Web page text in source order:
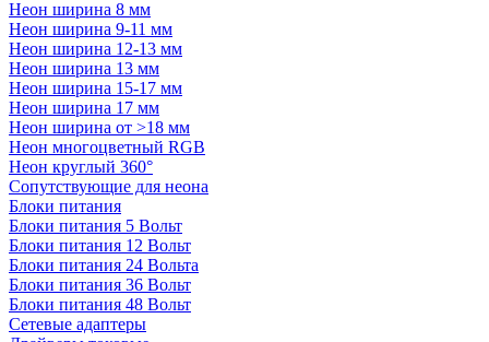
Неон ширина 8 мм
Неон ширина 9-11 мм
Неон ширина 12-13 мм
Неон ширина 13 мм
Неон ширина 15-17 мм
Неон ширина 17 мм
Неон ширина от >18 мм
Неон многоцветный RGB
Неон круглый 360°
Сопутствующие для неона
Блоки питания
Блоки питания 5 Вольт
Блоки питания 12 Вольт
Блоки питания 24 Вольта
Блоки питания 36 Вольт
Блоки питания 48 Вольт
Сетевые адаптеры